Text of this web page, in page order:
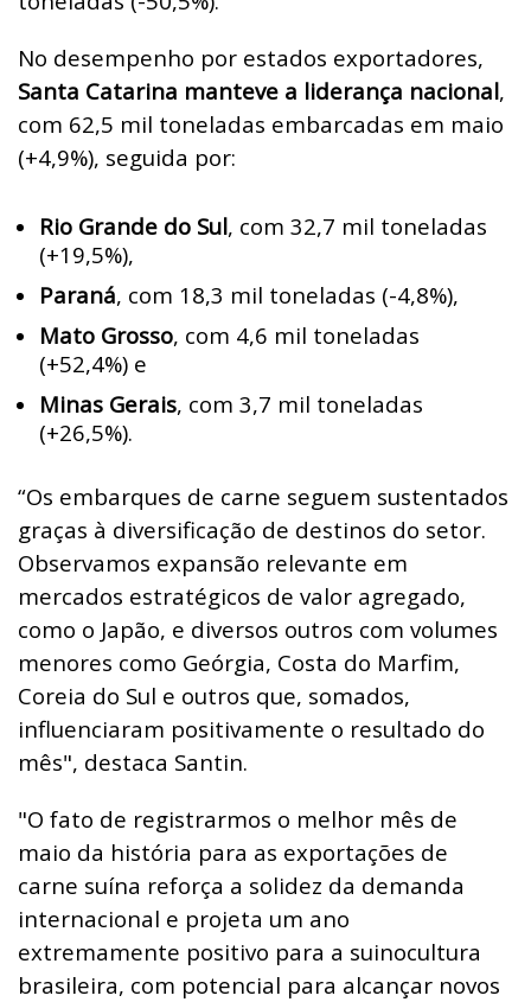
No desempenho por estados exportadores,
Santa Catarina manteve a liderança nacional,
com 62,5 mil toneladas embarcadas em maio
(+4,9%), seguida por:
Rio Grande do Sul, com 32,7 mil toneladas
(+19,5%),
Paraná, com 18,3 mil toneladas (-4,8%),
Mato Grosso, com 4,6 mil toneladas
(+52,4%) e
Minas Gerais, com 3,7 mil toneladas
(+26,5%).
“Os embarques de carne seguem sustentados
graças à diversificação de destinos do setor.
Observamos expansão relevante em
mercados estratégicos de valor agregado,
como o Japão, e diversos outros com volumes
menores como Geórgia, Costa do Marfim,
Coreia do Sul e outros que, somados,
influenciaram positivamente o resultado do
mês", destaca Santin.
"O fato de registrarmos o melhor mês de
maio da história para as exportações de
carne suína reforça a solidez da demanda
internacional e projeta um ano
extremamente positivo para a suinocultura
brasileira, com potencial para alcançar novos